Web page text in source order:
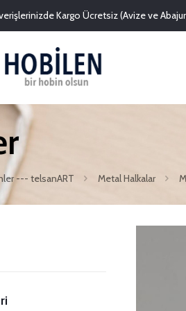
Kargo Ücretsiz (Avize ve
--- telsanART Metal Halkalar